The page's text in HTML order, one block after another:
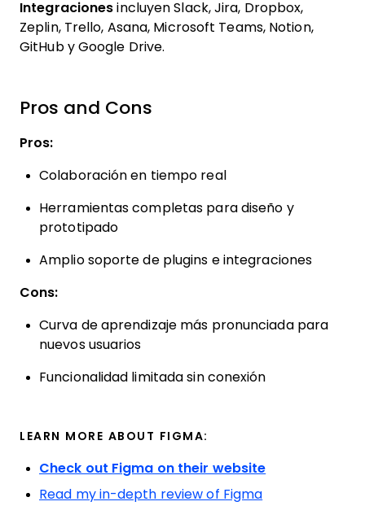
Integracionesincluyen Slack, Jira, Dropbox,
Zeplin, Trello, Asana, Microsoft Teams, Notion,
GitHub y Google Drive.
Pros and Cons
Pros:
Colaboración en tiempo real
Herramientas completas para diseño y
prototipado
Amplio soporte de plugins e integraciones
Cons:
Curva de aprendizaje más pronunciada para
nuevos usuarios
Funcionalidad limitada sin conexión
LEARN MORE ABOUT FIGMA:
Check out Figma on their website
Read my in-depth review of Figma